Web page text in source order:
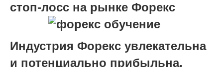
стоп-лосс на рынке Форекс
Индустрия Форекс увлекательна
и потенциально прибыльна,